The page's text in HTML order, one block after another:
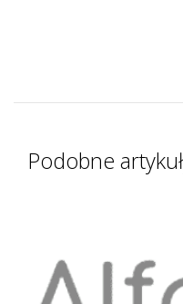
Podobne